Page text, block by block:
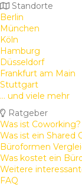
Standorte
Berlin
München
Köln
Hamburg
Düsseldorf
Frankfurt am Main
Stuttgart
... und viele mehr
Ratgeber
Was ist Coworking?
Was ist ein Shared
Büroformen
Was kostet ein
Weitere
FAQ